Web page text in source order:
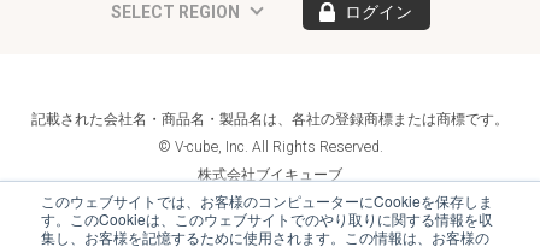
このウェブサイトでは、お客様のコンピューターにCookieを保存しま
す。このCookieは、このウェブサイトでのやり取りに関する情報を収
集し、お客様を記憶するために使用されます。この情報は、お客様の
SELECT REGION ログイン
記載された会社名・商品名・製品名は、各社の登録商標または商標です。
© V-cube, Inc. All Rights Reserved.
株式会社ブイキューブ
Follow Us